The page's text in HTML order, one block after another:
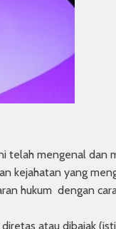
telah mengenal dan
kejahatan yang
hukum dengan
atau dibajak